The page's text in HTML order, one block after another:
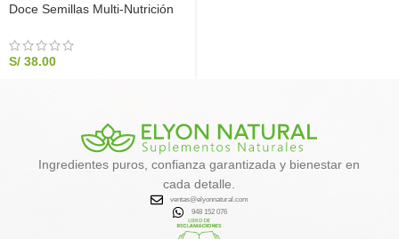
Doce Semillas Multi-Nutrición
Elyon Natural
S/ 38.00
Ingredientes puros, confianza garantizada y bienestar en
cada detalle.
ventas@elyonnatural.com
948 152 076